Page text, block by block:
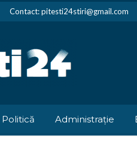
Contact: pitesti24stiri@gmail.com
Politică Administrație